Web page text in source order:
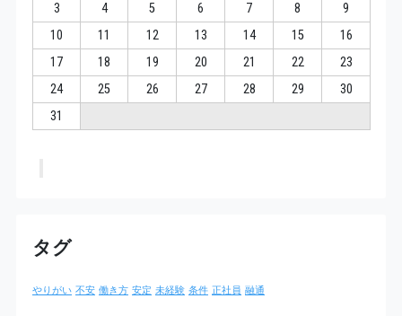
3
4 5 6 7 8
9
10
11 12 13 14 15
16
17
18 19 20 21 22
23
24
25 26 27 28 29
30
31
タグ
やりがい 不安 働き方 安定 未経験 条件 正社員 融通